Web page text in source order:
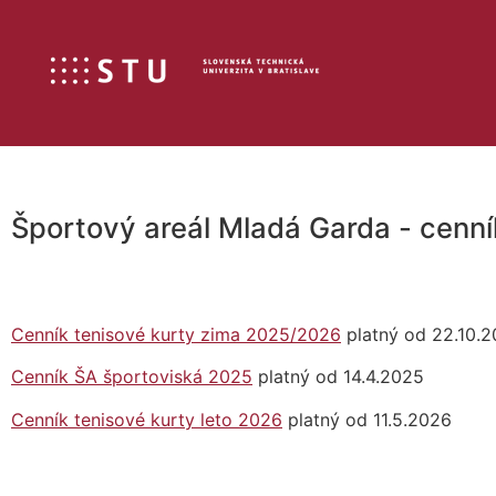
Športový areál Mladá Garda -
Cenník tenisové kurty zima 2025/2026 platný od
Cenník ŠA športoviská 2025 platný od 14.4.2025
Cenník tenisové kurty leto 2026 platný od 11.5.2026